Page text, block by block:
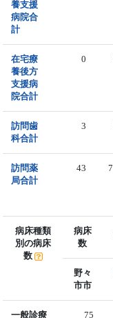
養支援
病院合
計
在宅療
養後方
支援病
院合計
0
訪問歯
科合計
3
訪問薬
局合計
43
病床種類
別の病床
数
病床
数
野々
市市
一般診療
75